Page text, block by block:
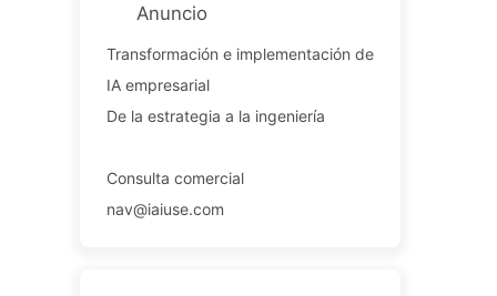
Anuncio
Transformación e implementación de
IA empresarial
De la estrategia a la ingeniería
Consulta comercial
nav@iaiuse.com